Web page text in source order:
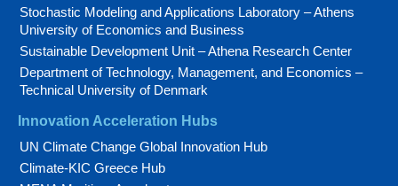
Stochastic Modeling and Applications Laboratory – Athens
University of Economics and Business
Sustainable Development Unit – Athena Research Center
Department of Technology, Management, and Economics –
Technical University of Denmark
Innovation Acceleration Hubs
UN Climate Change Global Innovation Hub
Climate-KIC Greece Hub